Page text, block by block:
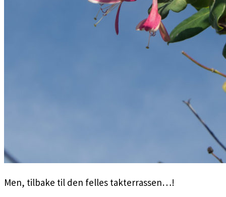
Men, tilbake til den felles takterrassen…!